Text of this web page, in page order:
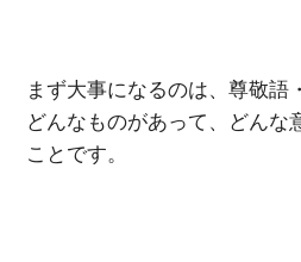
まず大事になるのは、尊敬語
どんなものがあって、どんな
ことです。